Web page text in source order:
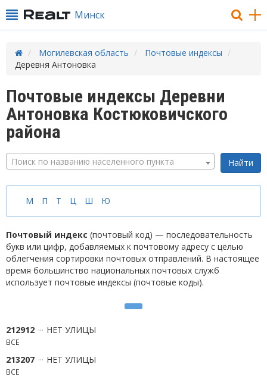
Минск
Могилевская область
Почтовые индексы
Деревня Антоновка
Почтовые индексы Деревни
Антоновка Костюковичского
района
Поиск по названию населенного пункта
М П Т Ц Ш Ю
Почтовый индекс (почтовый код) — последовательность
букв или цифр, добавляемых к почтовому адресу с целью
облегчения сортировки почтовых отправлений. В настоящее
время большинство национальных почтовых служб
использует почтовые индексы (почтовые коды).
212912 НЕТ УЛИЦЫ
ВСЕ
213207 НЕТ УЛИЦЫ
ВСЕ